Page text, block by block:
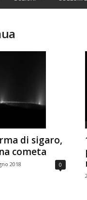
m
o
i
a
di sigaro,
cometa
2018 0